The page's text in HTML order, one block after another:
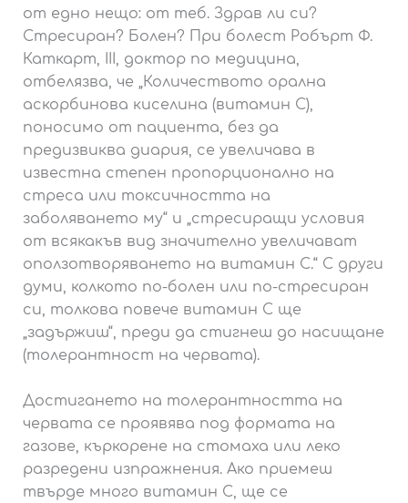
от едно нещо: от теб. Здрав ли си?
Стресиран? Болен? При болест Робърт Ф.
Каткарт, III, доктор по медицина,
отбелязва, че „Количеството орална
аскорбинова киселина (витамин С),
поносимо от пациента, без да
предизвиква диария, се увеличава в
известна степен пропорционално на
стреса или токсичността на
заболяването му“ и „стресиращи условия
от всякакъв вид значително увеличават
оползотворяването на витамин С.“ С други
думи, колкото по-болен или по-стресиран
си, толкова повече витамин С ще
„задържиш“, преди да стигнеш до насищане
(толерантност на червата).
Достигането на толерантността на
червата се проявява под формата на
газове, къркорене на стомаха или леко
разредени изпражнения. Ако приемеш
твърде много витамин С, ще се